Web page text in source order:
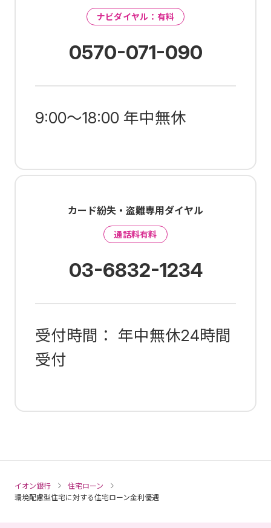
ナビダイヤル：有料
0570-071-090
9:00～18:00 年中無休
カード紛失・盗難専用ダイヤル
通話料有料
03-6832-1234
受付時間： 年中無休24時間
受付
イオン銀行
住宅ローン
環境配慮型住宅に対する住宅ローン金利優遇